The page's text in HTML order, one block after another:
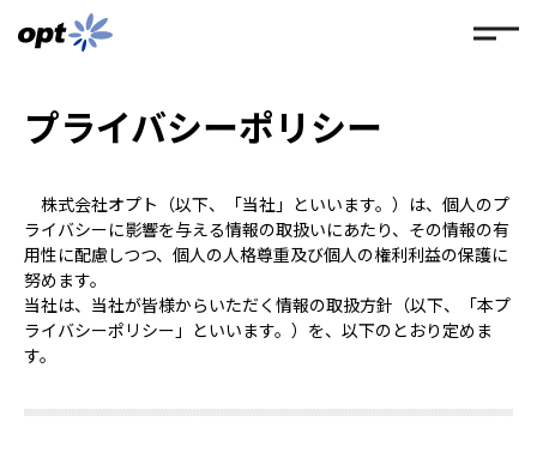
プライバシーポリシー
株式会社オプト（以下、「当社」といいます。）は、個人のプ
ライバシーに影響を与える情報の取扱いにあたり、その情報の有
用性に配慮しつつ、個人の人格尊重及び個人の権利利益の保護に
努めます。
当社は、当社が皆様からいただく情報の取扱方針（以下、「本プ
ライバシーポリシー」といいます。）を、以下のとおり定めま
す。